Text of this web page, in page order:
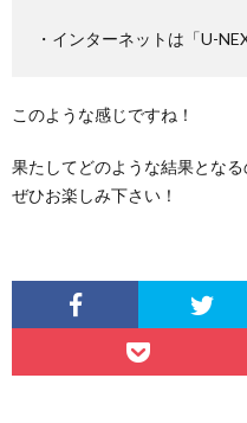
・インターネットは「U-
このような感じですね！
果たしてどのような結果となる
ぜひお楽しみ下さい！